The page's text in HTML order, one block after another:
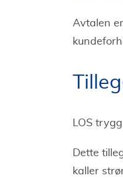
Avtalen
LOS trygg
Dette
kaller